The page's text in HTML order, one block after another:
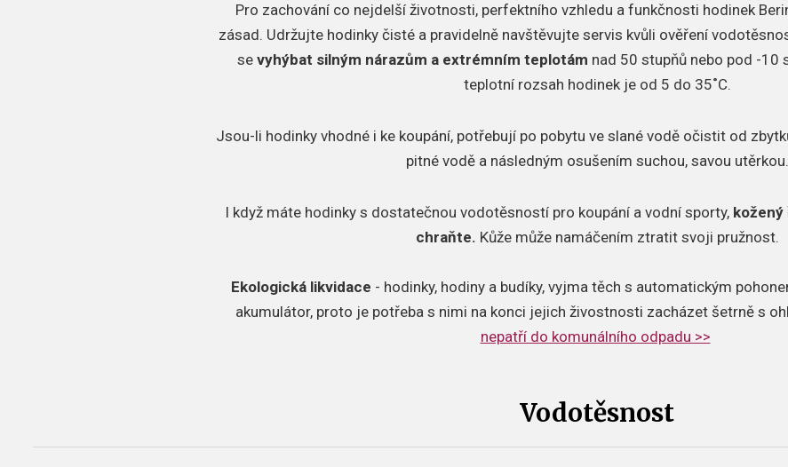
Pro zachování co nejdelší životnosti, perfektního vzhledu a funkčnosti hodinek
zásad. Udržujte hodinky čisté a pravidelně navštěvujte servis kvůli ověření
se vyhýbat silným nárazům a extrémním teplotám nad 50 stupňů nebo pod -10
teplotní rozsah hodinek je od 5 do 35˚C.
Jsou-li hodinky vhodné i ke koupání, potřebují po pobytu ve slané vodě očistit od
pitné vodě a následným osušením suchou, savou utěrkou.
I když máte hodinky s dostatečnou vodotěsností pro koupání a vodní sporty, kožený
chraňte. Kůže může namáčením ztratit svoji pružnost.
Ekologická likvidace - hodinky, hodiny a budíky, vyjma těch s automatickým
akumulátor, proto je potřeba s nimi na konci jejich živostnosti zacházet šetrně s
nepatří do komunálního odpadu >>
Vodotěsnost